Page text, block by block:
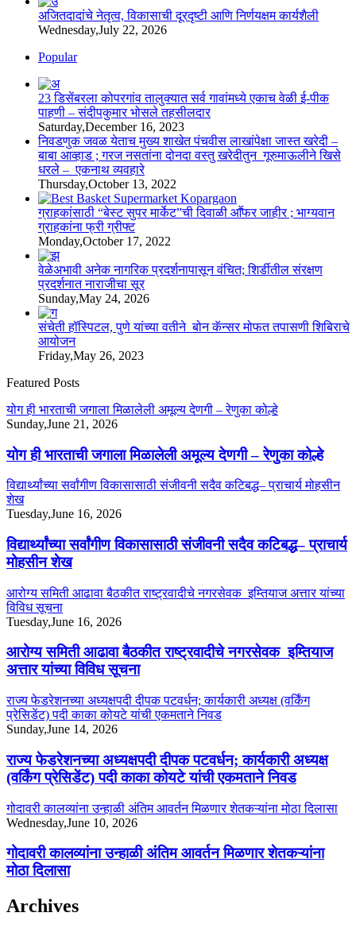
अजितदादांचे नेतृत्व, विकासाची दूरदृष्टी आणि निर्णयक्षम कार्यशैली
Wednesday,July 22, 2026
Popular
23 डिसेंबरला कोपरगांव तालुक्‍यात सर्व गावांमध्ये एकाच वेळी ई-पीक
पाहणी – संदीपकुमार भोसले तहसीलदार
Saturday,December 16, 2023
निवडणुक जवळ येताच मुख्य शाखेत पंचवीस लाखांपेक्षा जास्त खरेदी –
बाबा आव्हाड ; गरज नसतांना दोनदा वस्तु खरेदीतुन गूरुमाऊलीने खिसे
धरले – एकनाथ व्यवहारे
Thursday,October 13, 2022
ग्राहकांसाठी “बेस्ट सुपर मार्केट”ची दिवाळी आॕफर जाहीर ; भाग्यवान
ग्राहकांना फ्री ग्रीफ्ट
Monday,October 17, 2022
वेळेअभावी अनेक नागरिक प्रदर्शनापासून वंचित; शिर्डीतील संरक्षण
प्रदर्शनात नाराजीचा सूर
Sunday,May 24, 2026
संचेती हॉस्पिटल, पुणे यांच्या वतीने बोन कॅन्सर मोफत तपासणी शिबिराचे
आयोजन
Friday,May 26, 2023
Featured Posts
योग ही भारताची जगाला मिळालेली अमूल्य देणगी – रेणुका कोल्हे
Sunday,June 21, 2026
योग ही भारताची जगाला मिळालेली अमूल्य देणगी – रेणुका कोल्हे
विद्यार्थ्यांच्या सर्वांगीण विकासासाठी संजीवनी सदैव कटिबद्ध– प्राचार्य मोहसीन
शेख
Tuesday,June 16, 2026
विद्यार्थ्यांच्या सर्वांगीण विकासासाठी संजीवनी सदैव कटिबद्ध– प्राचार्य
मोहसीन शेख
आरोग्य समिती आढावा बैठकीत राष्ट्रवादीचे नगरसेवक इम्तियाज अत्तार यांच्या
विविध सूचना
Tuesday,June 16, 2026
आरोग्य समिती आढावा बैठकीत राष्ट्रवादीचे नगरसेवक इम्तियाज
अत्तार यांच्या विविध सूचना
राज्य फेडरेशनच्या अध्यक्षपदी दीपक पटवर्धन; कार्यकारी अध्यक्ष (वर्किंग
प्रेसिडेंट) पदी काका कोयटे यांची एकमताने निवड
Sunday,June 14, 2026
राज्य फेडरेशनच्या अध्यक्षपदी दीपक पटवर्धन; कार्यकारी अध्यक्ष
(वर्किंग प्रेसिडेंट) पदी काका कोयटे यांची एकमताने निवड
गोदावरी कालव्यांना उन्हाळी अंतिम आवर्तन मिळणार शेतकऱ्यांना मोठा दिलासा
Wednesday,June 10, 2026
गोदावरी कालव्यांना उन्हाळी अंतिम आवर्तन मिळणार शेतकऱ्यांना
मोठा दिलासा
Archives